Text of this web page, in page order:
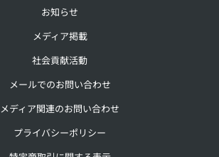
お知らせ
メディア掲載
社会貢献活動
メールでのお問い合わせ
メディア関連のお問い合わせ
プライバシーポリシー